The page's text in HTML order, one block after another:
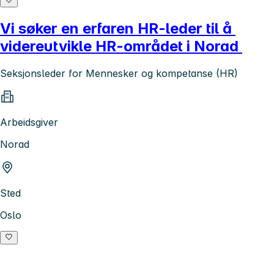
Vi søker en erfaren HR-leder til å
videreutvikle HR-området i Norad
Seksjonsleder for Mennesker og kompetanse (HR)
Arbeidsgiver
Norad
Sted
Oslo